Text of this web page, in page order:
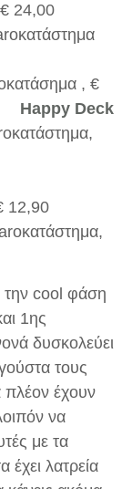
€ 24,00
,
Happy Deck
€
12,90
την cool φάση
1ης
δυσκολεύει
τους
πλέον έχουν
να
με τα
έχει λατρεία